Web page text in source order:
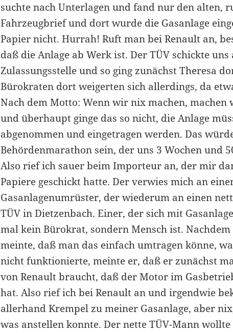
suchte nach Unterlagen und fand nur den alten,
Fahrzeugbrief und dort wurde die Gasanlage
Papier nicht. Hurrah! Ruft man bei Renault an,
daß die Anlage ab Werk ist. Der TÜV schickte uns
Zulassungsstelle und so ging zunächst Theresa
Bürokraten dort weigerten sich allerdings, da
Nach dem Motto: Wenn wir nix machen, machen
und überhaupt ginge das so nicht, die Anlage
abgenommen und eingetragen werden. Das
Behördenmarathon sein, der uns 3 Wochen und
Also rief ich sauer beim Importeur an, der mir
Papiere geschickt hatte. Der verwies mich an
Gasanlagenumrüster, der wiederum an einen
TÜV in Dietzenbach. Einer, der sich mit
mal kein Bürokrat, sondern Mensch ist.
meinte, daß man das einfach umtragen könne,
nicht funktionierte, meinte er, daß er zunächst
von Renault braucht, daß der Motor im
hat. Also rief ich bei Renault an und irgendwie
allerhand Krempel zu meiner Gasanlage, aber
was anstellen konnte. Der nette TÜV-Mann